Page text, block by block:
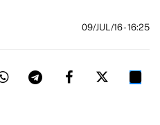
09/JUL/16- 16:25